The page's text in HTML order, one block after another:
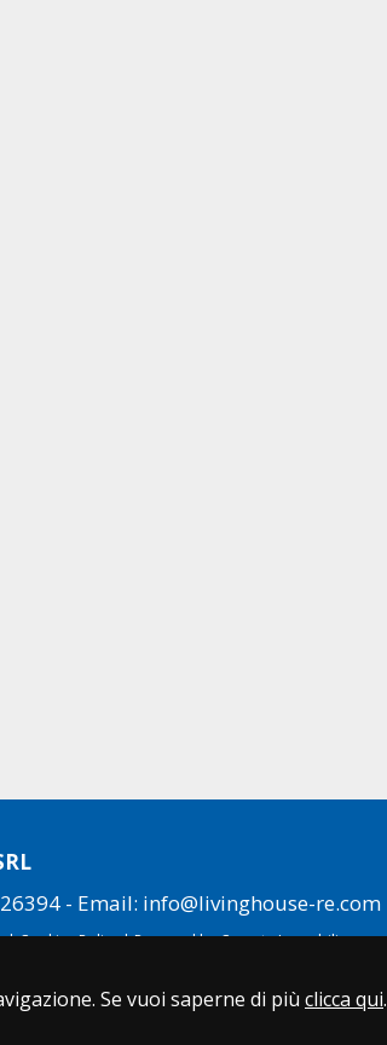
Se vuoi saperne di più clicca qui.
- Email: info@livinghouse-re.com
|Cookies Policy|Powered by Cometa Immobiliare